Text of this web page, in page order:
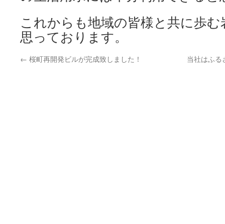
これからも地域の皆様と共に歩
思っております。
← 桜町再開発ビルが完成致しました！ 当社はふる